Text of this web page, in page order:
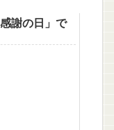
謝の日」で